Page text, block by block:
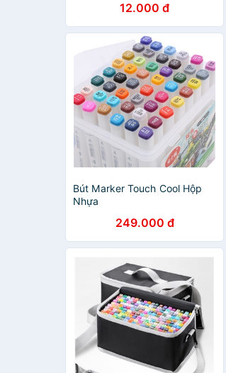
12.000 đ
Bút Marker Touch Cool Hộp
Nhựa
249.000 đ